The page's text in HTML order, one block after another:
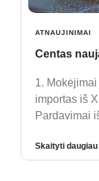
ATNAUJINIMAI
Centas
1.
importas iš
Pardavimai
Skaityti daugiau